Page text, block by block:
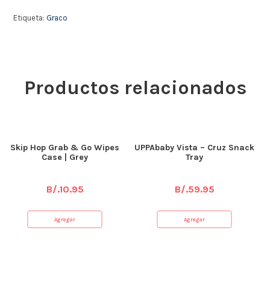
Etiqueta: Graco
Productos relacionados
Skip Hop Grab & Go Wipes
Case | Grey
B/.10.95
Agregar
UPPAbaby Vista – Cruz Snack
Tray
B/.59.95
Agregar